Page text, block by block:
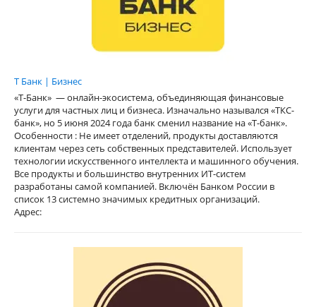
Т Банк | Бизнес
«Т-Банк» — онлайн-экосистема, объединяющая финансовые
услуги для частных лиц и бизнеса. Изначально назывался «ТКС-
банк», но 5 июня 2024 года банк сменил название на «Т-банк».
Особенности : Не имеет отделений, продукты доставляются
клиентам через сеть собственных представителей. Использует
технологии искусственного интеллекта и машинного обучения.
Все продукты и большинство внутренних ИТ-систем
разработаны самой компанией. Включён Банком России в
список 13 системно значимых кредитных организаций.
Адрес: